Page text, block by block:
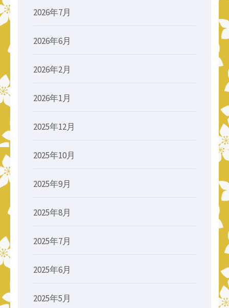
2026年7月
2026年6月
2026年2月
2026年1月
2025年12月
2025年10月
2025年9月
2025年8月
2025年7月
2025年6月
2025年5月